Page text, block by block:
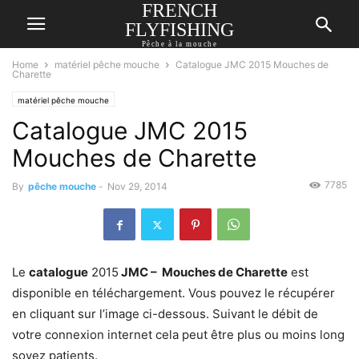
FRENCH
FLYFISHING
Pêche à la mouche
Home matériel pêche mouche
Catalogue JMC 2015 Mouches de
Charette
matériel pêche mouche
Catalogue JMC 2015
Mouches de Charette
By pêche mouche - Nov 29, 2014 7785
Le catalogue 2015 JMC – Mouches de Charette est
disponible en téléchargement. Vous pouvez le récupérer
en cliquant sur l’image ci-dessous. Suivant le débit de
votre connexion internet cela peut être plus ou moins long
soyez patients.